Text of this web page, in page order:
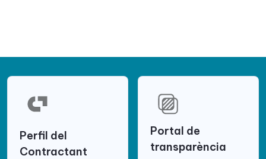
Perfil del
Contractant
Portal de
transparència